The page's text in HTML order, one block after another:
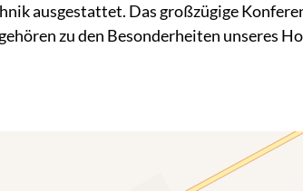
ausgestattet. Das großzügige
zu den Besonderheiten unseres